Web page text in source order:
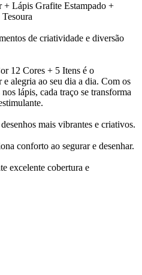
Lápis Grafite Estampado +
de criatividade e diversão
12 Cores + 5 Itens é o
alegria ao seu dia a dia. Com os
lápis, cada traço se transforma
mais vibrantes e criativos.
conforto ao segurar e desenhar.
excelente cobertura e